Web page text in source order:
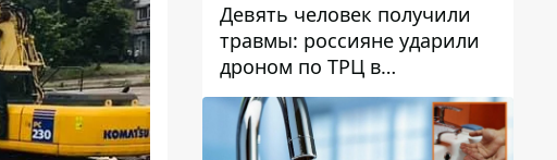
Девять человек получили
травмы: россияне ударили
дроном по ТРЦ в
Павлограде, будет ли
работать заведение в
дальнейшем